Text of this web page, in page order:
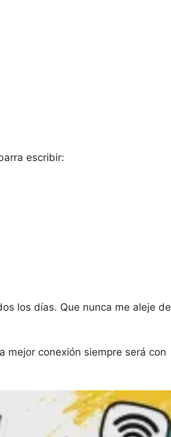
escribir:
los días. Que nunca me aleje de
mejor conexión siempre será con